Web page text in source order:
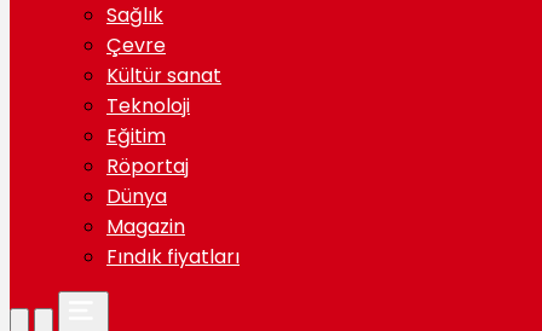
Sağlık
Çevre
Kültür sanat
Teknoloji
Eğitim
Röportaj
Dünya
Magazin
Fındık fiyatları